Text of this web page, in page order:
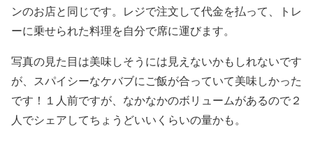
ンのお店と同じです。レジで注文して代金を払って、トレ
ーに乗せられた料理を自分で席に運びます。
写真の見た目は美味しそうには見えないかもしれないです
が、スパイシーなケバブにご飯が合っていて美味しかった
です！１人前ですが、なかなかのボリュームがあるので２
人でシェアしてちょうどいいくらいの量かも。